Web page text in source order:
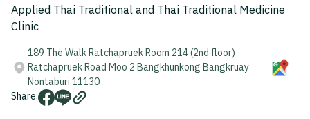
Applied Thai Traditional and Thai Traditional Medicine
Clinic
189 The Walk Ratchapruek Room 214 (2nd floor)
Ratchapruek Road Moo 2 Bangkhunkong Bangkruay
Nontaburi 11130
Share: